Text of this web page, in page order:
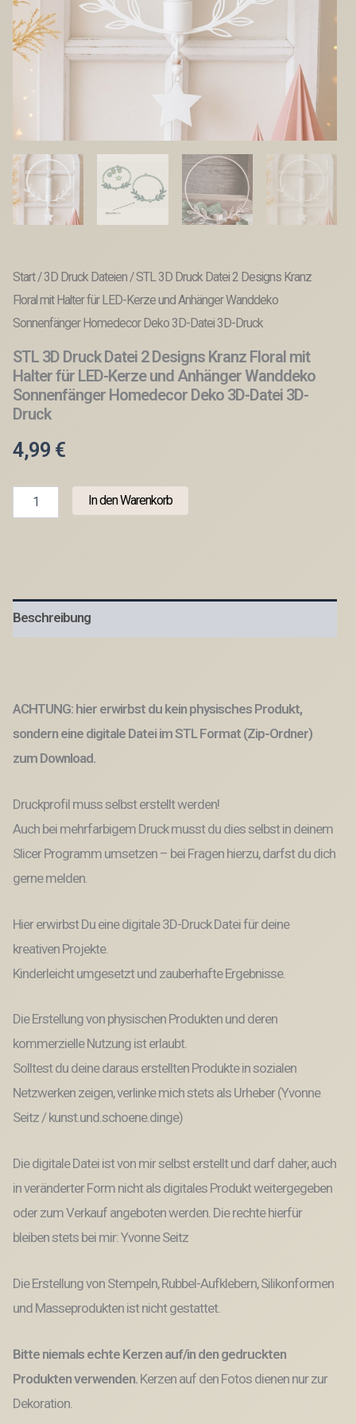
Start/3D Druck Dateien/ STL 3D Druck Datei 2 Designs Kranz
Floral mit Halter für LED-Kerze und Anhänger Wanddeko
Sonnenfänger Homedecor Deko 3D-Datei 3D-Druck
STL 3D Druck Datei 2 Designs Kranz Floral mit
Halter für LED-Kerze und Anhänger Wanddeko
Sonnenfänger Homedecor Deko 3D-Datei 3D-
Druck
4,99 €
Floral
mit
Halter
Anhänger
Wanddeko
Homedecor
Datei
3D-
Menge
In den Warenkorb
Beschreibung
ACHTUNG: hier erwirbst du kein physisches Produkt,
sondern eine digitale Datei im STL Format (Zip-Ordner)
zum Download.
Druckprofil muss selbst erstellt werden!
Auch bei mehrfarbigem Druck musst du dies selbst in deinem
Slicer Programm umsetzen – bei Fragen hierzu, darfst du dich
gerne melden.
Hier erwirbst Du eine digitale 3D-Druck Datei für deine
kreativen Projekte.
Kinderleicht umgesetzt und zauberhafte Ergebnisse.
Die Erstellung von physischen Produkten und deren
kommerzielle Nutzung ist erlaubt.
Solltest du deine daraus erstellten Produkte in sozialen
Netzwerken zeigen, verlinke mich stets als Urheber (Yvonne
Seitz / kunst.und.schoene.dinge)
Die digitale Datei ist von mir selbst erstellt und darf daher, auch
in veränderter Form nicht als digitales Produkt weitergegeben
oder zum Verkauf angeboten werden. Die rechte hierfür
bleiben stets bei mir: Yvonne Seitz
Die Erstellung von Stempeln, Rubbel-Aufklebern, Silikonformen
und Masseprodukten ist nicht gestattet.
Bitte niemals echte Kerzen auf/in den gedruckten
Produkten verwenden. Kerzen auf den Fotos dienen nur zur
Dekoration.